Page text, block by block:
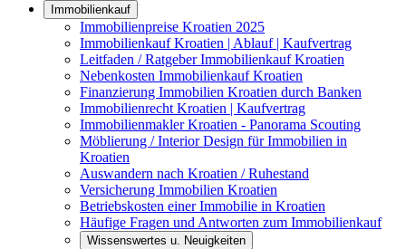
Immobilienkauf
Immobilienpreise Kroatien 2025
Immobilienkauf Kroatien | Ablauf | Kaufvertrag
Leitfaden / Ratgeber Immobilienkauf Kroatien
Nebenkosten Immobilienkauf Kroatien
Finanzierung Immobilien Kroatien durch Banken
Immobilienrecht Kroatien | Kaufvertrag
Immobilienmakler Kroatien - Panorama Scouting
Möblierung / Interior Design für Immobilien in
Kroatien
Auswandern nach Kroatien / Ruhestand
Versicherung Immobilien Kroatien
Betriebskosten einer Immobilie in Kroatien
Häufige Fragen und Antworten zum Immobilienkauf
Wissenswertes u. Neuigkeiten